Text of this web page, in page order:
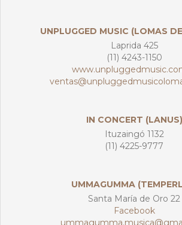
UNPLUGGED MUSIC (LOMAS
Laprida 425
(11) 4243-1150
IN CONCERT (LANUS)
Ituzaingó 1132
(11) 4225-9777
UMMAGUMMA
Santa María de Oro 22
Facebook